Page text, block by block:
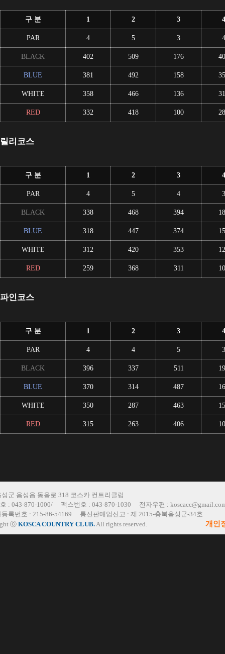
구 분 1 2 3 4
PAR 4 5 3 4
BLACK 402 509 176
BLUE 381 492 158
WHITE 358 466 136
RED 332 418 100
릴리코스
구 분 1 2 3 4
PAR 4 5 4 3
BLACK 338 468 394
BLUE 318 447 374
WHITE 312 420 353
RED 259 368 311
파인코스
구 분 1 2 3 4
PAR 4 4 5 3
BLACK 396 337 511
BLUE 370 314 487
WHITE 350 287 463
RED 315 263 406
실시간예약 예약확인/취
군 음성읍 동음로 318 코스카 컨트리클럽
: 043-870-1000/ 팩스번호 : 043-870-1030 전자우편 :
록번호 : 215-86-54169 통신판매업신고 : 제 2015-충북음성군-34호
ⓒ KOSCA COUNTRY CLUB.All rights reserved. 개인